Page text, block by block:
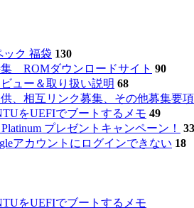
ック 福袋 130
ROMダウンロードサイト 90
ュー＆取り扱い説明 68
、相互リンク募集、その他募集要
をUEFIでブートするメモ 49
プレゼントキャンペーン！
33
アカウントにログインできない 18
をUEFIでブートするメモ